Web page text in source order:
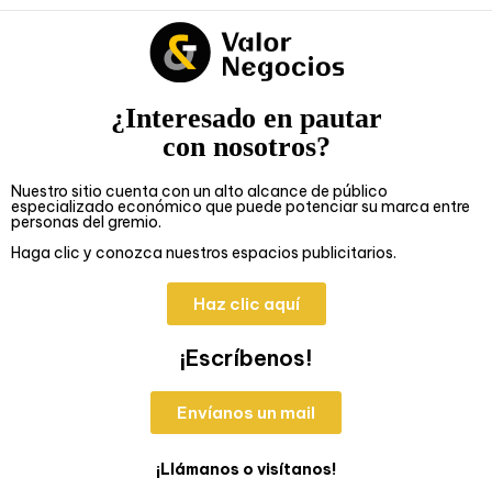
¿Interesado en pautar
con nosotros?
Nuestro sitio cuenta con un alto alcance de público
especializado económico que puede potenciar su marca entre
personas del gremio.
Haga clic y conozca nuestros espacios publicitarios.
Haz clic aquí
¡Escríbenos!
Envíanos un mail
¡Llámanos o visítanos!